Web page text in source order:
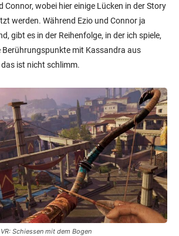
Connor, wobei hier einige Lücken in der Story
werden. Während Ezio und Connor ja
gibt es in der Reihenfolge, in der ich spiele,
Berührungspunkte mit Kassandra aus
ist nicht schlimm.
Schiessen mit dem Bogen